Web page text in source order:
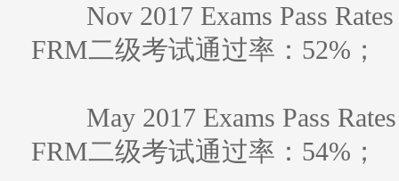
Nov 2017 Exams Pass
FRM二级考试通过率：52%；
May 2017 Exams Pass
FRM二级考试通过率：54%；